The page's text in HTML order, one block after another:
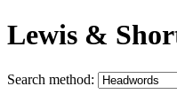
Lewis &
Search method: